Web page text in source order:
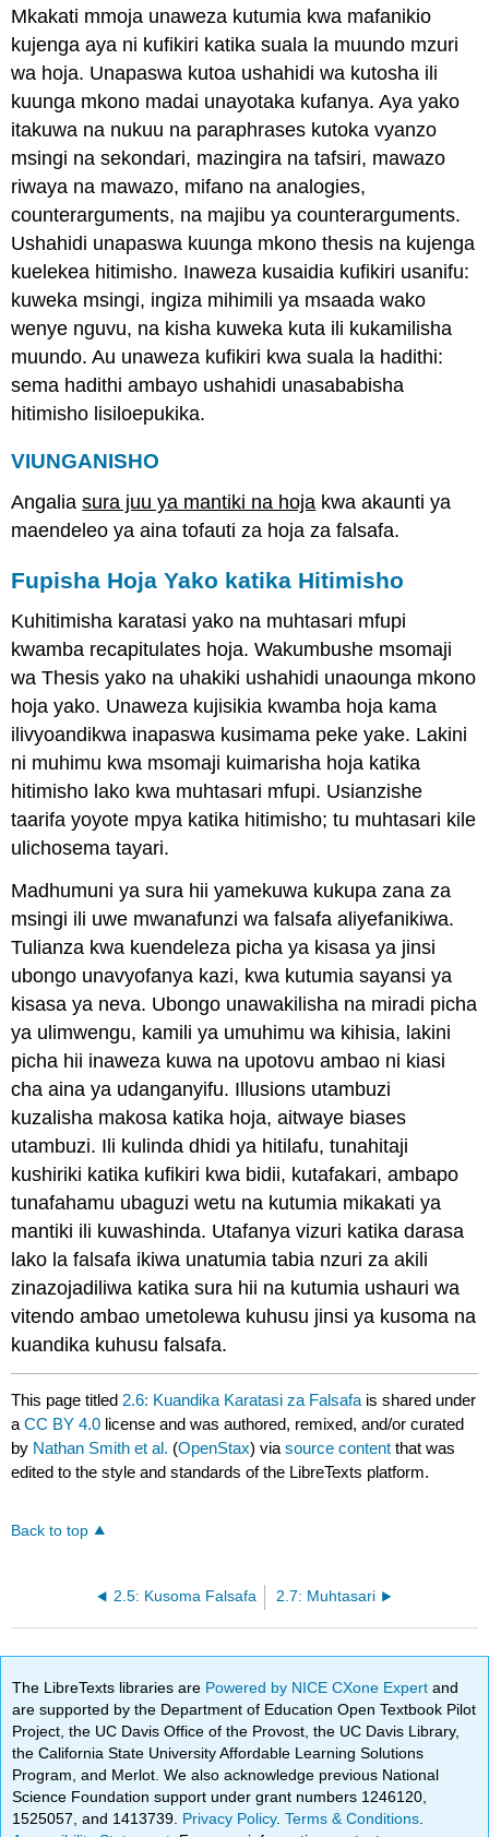
Mkakati mmoja unaweza kutumia kwa mafanikio
kujenga aya ni kufikiri katika suala la muundo mzuri
wa hoja. Unapaswa kutoa ushahidi wa kutosha ili
kuunga mkono madai unayotaka kufanya. Aya yako
itakuwa na nukuu na paraphrases kutoka vyanzo
msingi na sekondari, mazingira na tafsiri, mawazo
riwaya na mawazo, mifano na analogies,
counterarguments, na majibu ya counterarguments.
Ushahidi unapaswa kuunga mkono thesis na kujenga
kuelekea hitimisho. Inaweza kusaidia kufikiri usanifu:
kuweka msingi, ingiza mihimili ya msaada wako
wenye nguvu, na kisha kuweka kuta ili kukamilisha
muundo. Au unaweza kufikiri kwa suala la hadithi:
sema hadithi ambayo ushahidi unasababisha
hitimisho lisiloepukika.
VIUNGANISHO
Angaliasura juu ya mantiki na hoja kwa akaunti ya
maendeleo ya aina tofauti za hoja za falsafa.
Fupisha Hoja Yako katika Hitimisho
Kuhitimisha karatasi yako na muhtasari mfupi
kwamba recapitulates hoja. Wakumbushe msomaji
wa Thesis yako na uhakiki ushahidi unaounga mkono
hoja yako. Unaweza kujisikia kwamba hoja kama
ilivyoandikwa inapaswa kusimama peke yake. Lakini
ni muhimu kwa msomaji kuimarisha hoja katika
hitimisho lako kwa muhtasari mfupi. Usianzishe
taarifa yoyote mpya katika hitimisho; tu muhtasari kile
ulichosema tayari.
Madhumuni ya sura hii yamekuwa kukupa zana za
msingi ili uwe mwanafunzi wa falsafa aliyefanikiwa.
Tulianza kwa kuendeleza picha ya kisasa ya jinsi
ubongo unavyofanya kazi, kwa kutumia sayansi ya
kisasa ya neva. Ubongo unawakilisha na miradi picha
ya ulimwengu, kamili ya umuhimu wa kihisia, lakini
picha hii inaweza kuwa na upotovu ambao ni kiasi
cha aina ya udanganyifu. Illusions utambuzi
kuzalisha makosa katika hoja, aitwaye biases
utambuzi. Ili kulinda dhidi ya hitilafu, tunahitaji
kushiriki katika kufikiri kwa bidii, kutafakari, ambapo
tunafahamu ubaguzi wetu na kutumia mikakati ya
mantiki ili kuwashinda. Utafanya vizuri katika darasa
lako la falsafa ikiwa unatumia tabia nzuri za akili
zinazojadiliwa katika sura hii na kutumia ushauri wa
vitendo ambao umetolewa kuhusu jinsi ya kusoma na
kuandika kuhusu falsafa.
This page titled 2.6: Kuandika Karatasi za Falsafa is shared under
aCC BY 4.0 license and was authored, remixed, and/or curated
by Nathan Smith et al. (OpenStax) viasource content that was
edited to the style and standards of the LibreTexts platform.
Back to top
2.5: Kusoma Falsafa 2.7: Muhtasari
The LibreTexts libraries are Powered by NICE CXone Expertand
are supported by the Department of Education Open Textbook Pilot
Project, the UC Davis Office of the Provost, the UC Davis Library,
the California State University Affordable Learning Solutions
Program, and Merlot. We also acknowledge previous National
Science Foundation support under grant numbers 1246120,
1525057, and 1413739. Privacy Policy.Terms & Conditions